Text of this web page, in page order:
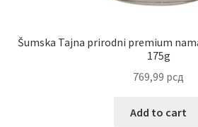
Šumska Tajna prirodni premium
175g
769,99 рсд
Add to cart